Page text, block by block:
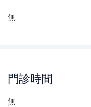
無
門診時間
無